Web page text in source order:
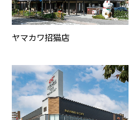
ヤマカワ招猫店